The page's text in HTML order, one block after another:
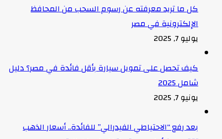
كل ما تريد معرفته عن رسوم السحب من المحافظ
الإلكترونية في مصر
يوليو 7, 2025
كيف تحصل على تمويل سيارة بأقل فائدة في مصر؟ دليل
شامل 2025
يونيو 7, 2025
بعد رفع “الاحتياطي الفيدرالي” للفائدة.. أسعار الذهب